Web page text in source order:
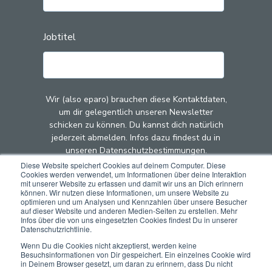
Diese Website speichert Cookies auf deinem Computer. Diese
Cookies werden verwendet, um Informationen über deine Interaktion
mit unserer Website zu erfassen und damit wir uns an Dich erinnern
können. Wir nutzen diese Informationen, um unsere Website zu
optimieren und um Analysen und Kennzahlen über unsere Besucher
auf dieser Website und anderen Medien-Seiten zu erstellen. Mehr
Infos über die von uns eingesetzten Cookies findest Du in unserer
Datenschutzrichtlinie.
Wenn Du die Cookies nicht akzeptierst, werden keine
Besuchsinformationen von Dir gespeichert. Ein einzelnes Cookie wird
in Deinem Browser gesetzt, um daran zu erinnern, dass Du nicht
Jobtitel
Wir (also eparo) brauchen diese Kontaktdaten,
um dir gelegentlich unseren Newsletter
schicken zu können. Du kannst dich natürlich
jederzeit abmelden. Infos dazu findest du in
unseren Datenschutzbestimmungen.
Mit dem Klick auf "Abschicken" stimmst du zu,
dass wir (also eparo) deine Kontaktdaten zu
diesem Zweck speichern und verarbeiten.